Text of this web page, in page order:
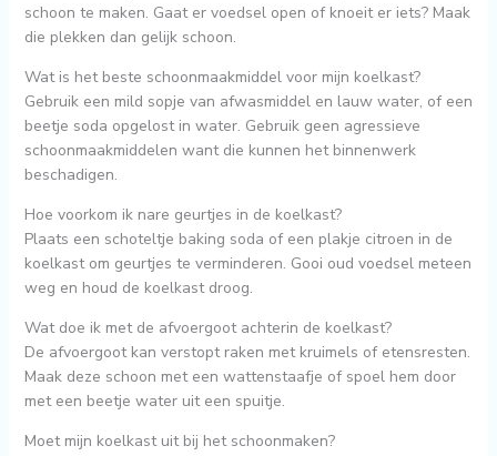
schoon te maken. Gaat er voedsel open of knoeit er iets? Maak
die plekken dan gelijk schoon.
Wat is het beste schoonmaakmiddel voor mijn koelkast?
Gebruik een mild sopje van afwasmiddel en lauw water, of een
beetje soda opgelost in water. Gebruik geen agressieve
schoonmaakmiddelen want die kunnen het binnenwerk
beschadigen.
Hoe voorkom ik nare geurtjes in de koelkast?
Plaats een schoteltje baking soda of een plakje citroen in de
koelkast om geurtjes te verminderen. Gooi oud voedsel meteen
weg en houd de koelkast droog.
Wat doe ik met de afvoergoot achterin de koelkast?
De afvoergoot kan verstopt raken met kruimels of etensresten.
Maak deze schoon met een wattenstaafje of spoel hem door
met een beetje water uit een spuitje.
Moet mijn koelkast uit bij het schoonmaken?